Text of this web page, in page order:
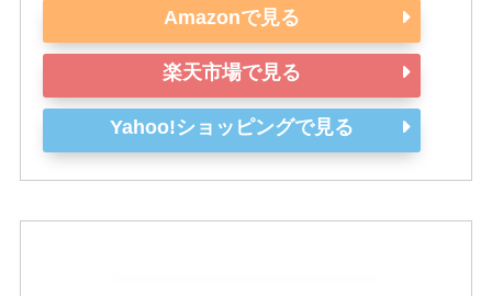
Amazonで見る
楽天市場で見る
Yahoo!ショッピングで見る